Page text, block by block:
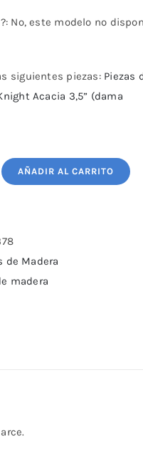
No, este modelo no
siguientes piezas: Piezas
Acacia 3,5” (dama
AÑADIR AL CARRITO
de Madera
madera